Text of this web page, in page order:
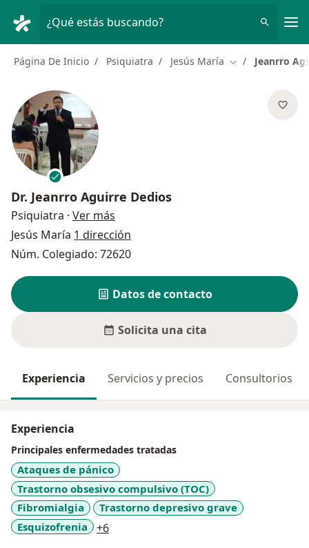
¿Qué estás buscando?
Página De Inicio Psiquiatra Jesús María Cambiar de
Jeanrro
Dr. Jeanrro Aguirre Dedios
Psiquiatra · Ver más
Jesús María 1 dirección
Núm. Colegiado: 72620
Datos de contacto
Solicita una cita
Experiencia Servicios y precios Consultorios
Experiencia
Principales enfermedades tratadas
Ataques de pánico
Trastorno obsesivo compulsivo (TOC)
Fibromialgia
Trastorno depresivo grave
Esquizofrenia
+6a11y_sr_more_diseases